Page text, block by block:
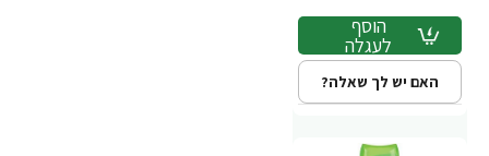
הוסף
לעגלה
האם יש לך שאלה?